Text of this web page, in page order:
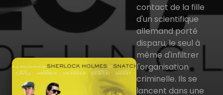
contact de la fille
d'un scientifique
allemand porté
disparu, le seul à
même d'infiltrer
l'organisation
criminelle. Ils se
lancent dans une